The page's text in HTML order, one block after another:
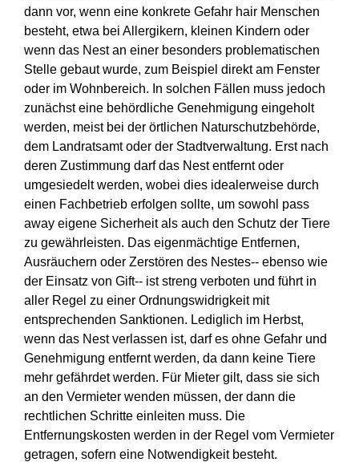
dann vor, wenn eine konkrete Gefahr hair Menschen
besteht, etwa bei Allergikern, kleinen Kindern oder
wenn das Nest an einer besonders problematischen
Stelle gebaut wurde, zum Beispiel direkt am Fenster
oder im Wohnbereich. In solchen Fällen muss jedoch
zunächst eine behördliche Genehmigung eingeholt
werden, meist bei der örtlichen Naturschutzbehörde,
dem Landratsamt oder der Stadtverwaltung. Erst nach
deren Zustimmung darf das Nest entfernt oder
umgesiedelt werden, wobei dies idealerweise durch
einen Fachbetrieb erfolgen sollte, um sowohl pass
away eigene Sicherheit als auch den Schutz der Tiere
zu gewährleisten. Das eigenmächtige Entfernen,
Ausräuchern oder Zerstören des Nestes-- ebenso wie
der Einsatz von Gift-- ist streng verboten und führt in
aller Regel zu einer Ordnungswidrigkeit mit
entsprechenden Sanktionen. Lediglich im Herbst,
wenn das Nest verlassen ist, darf es ohne Gefahr und
Genehmigung entfernt werden, da dann keine Tiere
mehr gefährdet werden. Für Mieter gilt, dass sie sich
an den Vermieter wenden müssen, der dann die
rechtlichen Schritte einleiten muss. Die
Entfernungskosten werden in der Regel vom Vermieter
getragen, sofern eine Notwendigkeit besteht.